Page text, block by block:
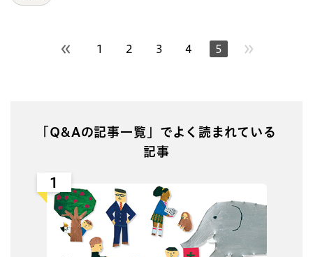
前のページへ
1 2 3 4 5
「Q&Aの記事一覧」でよく読まれている
記事
1